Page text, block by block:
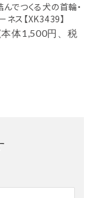
でつくる犬の首輪・
ネス【XK3439】
体1,500円、税